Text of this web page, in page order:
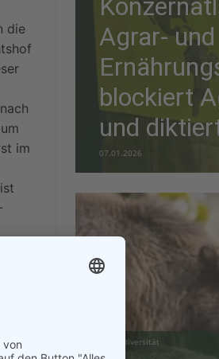
die
im
Agrar- und
blockiert
und
07.01.2026
Biodiversität